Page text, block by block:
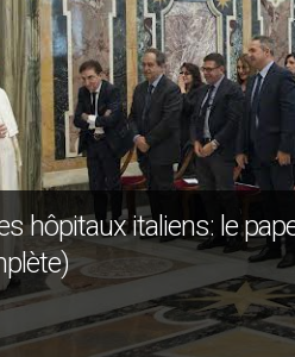
hôpitaux italiens: le